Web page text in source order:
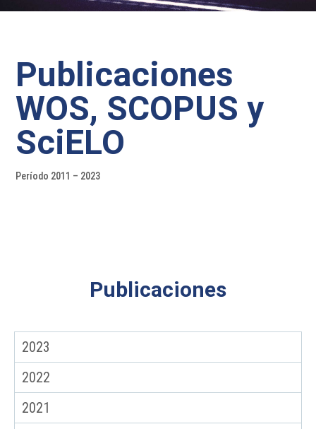
Publicaciones
WOS, SCOPUS y
SciELO
Período 2011 – 2023
Publicaciones
2023
2022
2021